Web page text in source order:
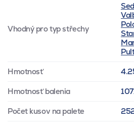
Vhodný pro typ střechy
Hmotnosť
Hmotnosť balenia
Počet kusov na palete